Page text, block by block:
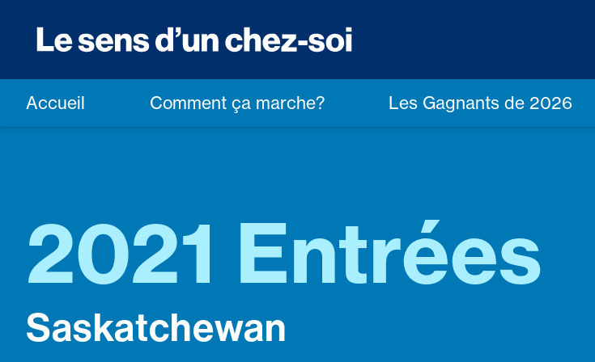
Accueil Comment ça marche? Les Gagnants de 2026
2021 Entrées
Saskatchewan